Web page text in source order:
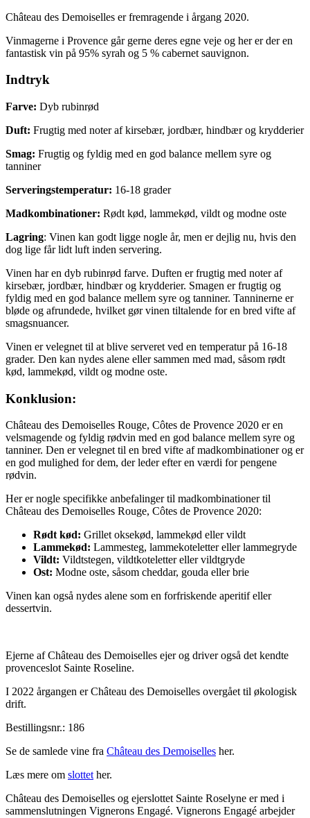
Château des Demoiselles er fremragende i årgang 2020.
Vinmagerne i Provence går gerne deres egne veje og her er der en
fantastisk vin på 95% syrah og 5 % cabernet sauvignon.
Indtryk
Farve: Dyb rubinrød
Duft: Frugtig med noter af kirsebær, jordbær, hindbær og krydderier
Smag: Frugtig og fyldig med en god balance mellem syre og
tanniner
Serveringstemperatur: 16-18 grader
Madkombinationer: Rødt kød, lammekød, vildt og modne oste
Lagring: Vinen kan godt ligge nogle år, men er dejlig nu, hvis den
dog lige får lidt luft inden servering.
Vinen har en dyb rubinrød farve. Duften er frugtig med noter af
kirsebær, jordbær, hindbær og krydderier. Smagen er frugtig og
fyldig med en god balance mellem syre og tanniner. Tanninerne er
bløde og afrundede, hvilket gør vinen tiltalende for en bred vifte af
smagsnuancer.
Vinen er velegnet til at blive serveret ved en temperatur på 16-18
grader. Den kan nydes alene eller sammen med mad, såsom rødt
kød, lammekød, vildt og modne oste.
Konklusion:
Château des Demoiselles Rouge, Côtes de Provence 2020 er en
velsmagende og fyldig rødvin med en god balance mellem syre og
tanniner. Den er velegnet til en bred vifte af madkombinationer og er
en god mulighed for dem, der leder efter en værdi for pengene
rødvin.
Her er nogle specifikke anbefalinger til madkombinationer til
Château des Demoiselles Rouge, Côtes de Provence 2020:
Rødt kød: Grillet oksekød, lammekød eller vildt
Lammekød: Lammesteg, lammekoteletter eller lammegryde
Vildt: Vildtstegen, vildtkoteletter eller vildtgryde
Ost: Modne oste, såsom cheddar, gouda eller brie
Vinen kan også nydes alene som en forfriskende aperitif eller
dessertvin.
Ejerne af Château des Demoiselles ejer og driver også det kendte
provenceslot Sainte Roseline.
I 2022 årgangen er Château des Demoiselles overgået til økologisk
drift.
Bestillingsnr.: 186
Se de samlede vine fra Château des Demoiselles her.
Læs mere om slottet her.
Château des Demoiselles og ejerslottet Sainte Roselyne er med i
sammenslutningen Vignerons Engagé. Vignerons Engagé arbejder